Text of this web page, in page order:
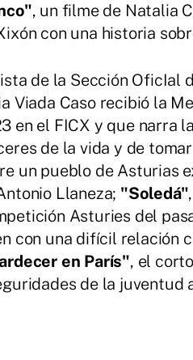
, un filme de Natalia
con una historia
de la Sección OficIal
Viada Caso recibió la
en el FICX y que narra
de la vida y de
un pueblo de Asturias
Llaneza; "Soledá"
Asturies del
con una difícil relación
en París", el
de la juventud